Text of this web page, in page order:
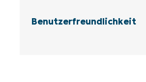
Benutzerfreundlichkeit